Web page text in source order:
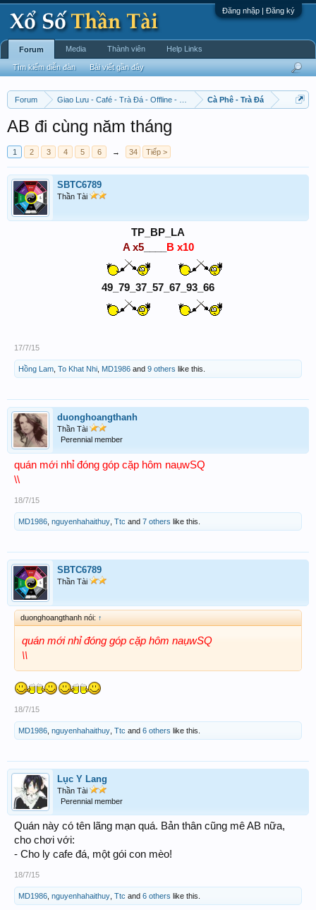
Đăng nhập | Đăng ký
Forum Giao Lưu - Café - Trà Đá - Offline - Tỉnh Tò Hihi!Cà Phê - Trà Đá
AB đi cùng năm tháng
1 2 3 4 5 6 → 34 Tiếp >
SBTC6789
Thần Tài
TP_BP_LA
A x5____ B x10
49_79_37_57_67_93_66
17/7/15
Hồng Lam To Khat Nhi MD1986 and 9 others like this.
duonghoangthanh
Thần Tài
Perennial member
quán mới nhỉ đóng góp cặp hôm naụwSQ
\\
18/7/15
MD1986 nguyenhahaithuy Ttc and 7 others like this.
SBTC6789
Thần Tài
duonghoangthanh nói: ↑
quán mới nhỉ đóng góp cặp hôm naụwSQ
\\
18/7/15
MD1986 nguyenhahaithuy Ttc and 6 others like this.
Lục Y Lang
Thần Tài
Perennial member
Quán này có tên lãng mạn quá. Bản thân cũng mê AB nữa,
cho chơi với:
- Cho ly cafe đá, một gói con mèo!
18/7/15
MD1986 nguyenhahaithuy Ttc and 6 others like this.
Forum
Tìm kiếm diễn đàn Bài viết gần đây
Media Thành viên Help Links